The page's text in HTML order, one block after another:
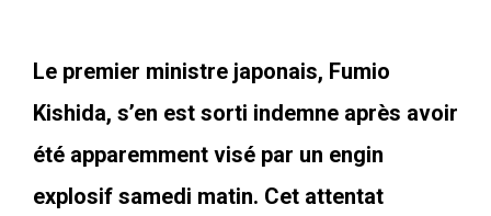
Le premier ministre japonais, Fumio
Kishida, s’en est sorti indemne après avoir
été apparemment visé par un engin
explosif samedi matin. Cet attentat